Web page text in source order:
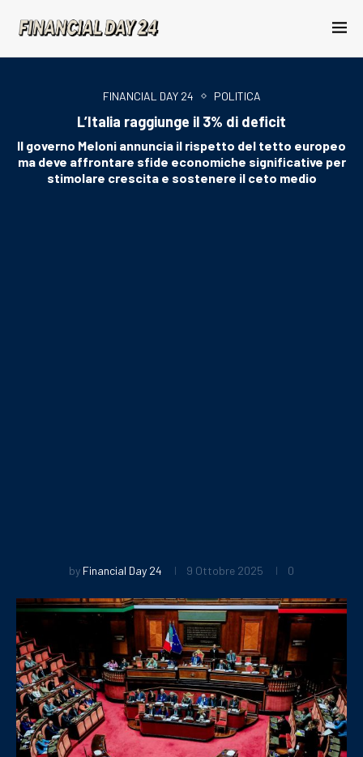
FINANCIAL DAY 24 POLITICA
L’Italia raggiunge il 3% di deficit
Il governo Meloni annuncia il rispetto del tetto europeo
ma deve affrontare sfide economiche significative per
stimolare crescita e sostenere il ceto medio
by Financial Day 24 9 Ottobre 2025 0